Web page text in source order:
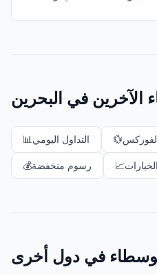
الآخرين في البحرين
📊 التداول اليومي 💱
💰رسوم منخفضة 📈
في دول أخرى